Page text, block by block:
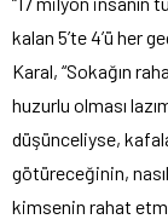
kalan 5’te 4’ü her
Karal, “Sokağın
huzurlu olması
düşünceliyse,
götüreceğinin,
kimsenin rahat